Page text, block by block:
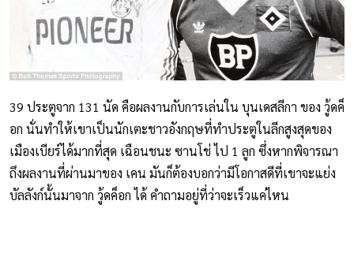
39 ประตูจาก 131 นัด คือผลงานกับการเล่นใน บุนเดสลีกา ของ วู้ดค็
อก นั่นทำให้เขาเป็นนักเตะชาวอังกฤษที่ทำประตูในลีกสูงสุดของ
เมืองเบียร์ได้มากที่สุด เฉือนชนะ ซานโช่ ไป 1 ลูก ซึ่งหากพิจารณา
ถึงผลงานที่ผ่านมาของ เคน มันก็ต้องบอกว่ามีโอกาสดีที่เขาจะแย่ง
บัลลังก์นั้นมาจาก วู้ดค็อก ได้ คำถามอยู่ที่ว่าจะเร็วแค่ไหน